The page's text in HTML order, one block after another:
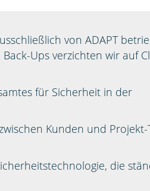
von ADAPT
Ups verzichten wir auf
für Sicherheit in der
Kunden und Projekt-
die